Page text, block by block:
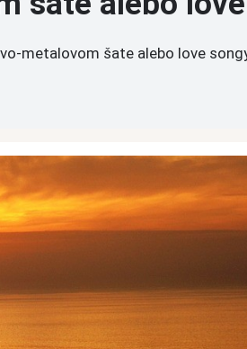
metalovom šate alebo love